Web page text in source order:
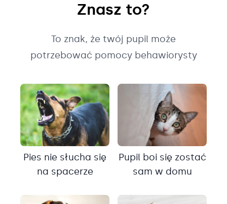
Znasz to?
To znak, że twój pupil może
potrzebować pomocy behawiorysty
Pies nie słucha się
na spacerze
Pupil boi się zostać
sam w domu